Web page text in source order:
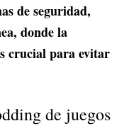
de seguridad,
donde la
crucial para evitar
de juegos